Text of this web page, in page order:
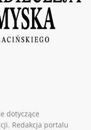
dotyczące
Redakcja portalu